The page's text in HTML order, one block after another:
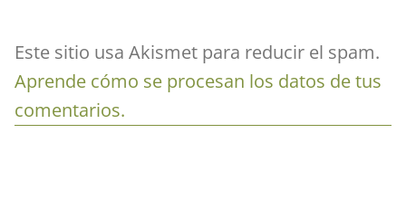
Este sitio usa Akismet para reducir el spam.
Aprende cómo se procesan los datos de tus
comentarios.